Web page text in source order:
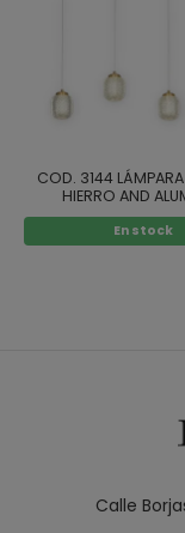
COD. 3144
HIERRO AND
PAVONADO
En stock
Calle